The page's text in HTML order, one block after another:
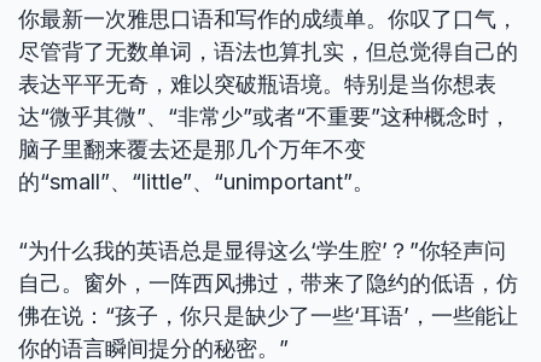
你最新一次雅思口语和写作的成绩单。你叹了口气，
尽管背了无数单词，语法也算扎实，但总觉得自己的
表达平平无奇，难以突破瓶语境。特别是当你想表
达“微乎其微”、“非常少”或者“不重要”这种概念时，
脑子里翻来覆去还是那几个万年不变
的“small”、“little”、“unimportant”。
“为什么我的英语总是显得这么‘学生腔’？”你轻声问
自己。窗外，一阵西风拂过，带来了隐约的低语，仿
佛在说：“孩子，你只是缺少了一些‘耳语’，一些能让
你的语言瞬间提分的秘密。”